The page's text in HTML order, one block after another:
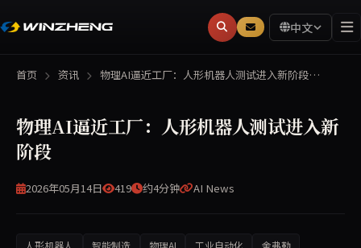
中文
首页 资讯 物理AI逼近工厂：人形机器人测试进入新阶段…
物理AI逼近工厂：人形机器人测试进入新
阶段
2026年05月14日 419 约4分钟 AI News